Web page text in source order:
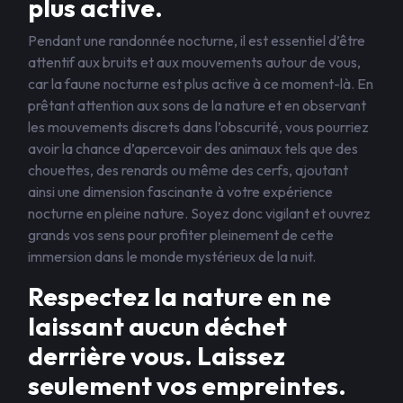
plus active.
Pendant une randonnée nocturne, il est essentiel d’être
attentif aux bruits et aux mouvements autour de vous,
car la faune nocturne est plus active à ce moment-là. En
prêtant attention aux sons de la nature et en observant
les mouvements discrets dans l’obscurité, vous pourriez
avoir la chance d’apercevoir des animaux tels que des
chouettes, des renards ou même des cerfs, ajoutant
ainsi une dimension fascinante à votre expérience
nocturne en pleine nature. Soyez donc vigilant et ouvrez
grands vos sens pour profiter pleinement de cette
immersion dans le monde mystérieux de la nuit.
Respectez la nature en ne
laissant aucun déchet
derrière vous. Laissez
seulement vos empreintes.